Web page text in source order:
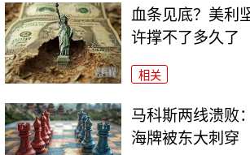
血条见底？美利
许撑不了多久了
相关
马科斯两线溃败
海牌被东大刺穿